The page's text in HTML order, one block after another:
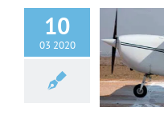
10
03 2020